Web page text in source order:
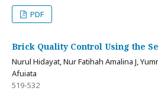
PDF
Brick Quality Control Using the
Nurul Hidayat, Nur Fatihah Amalina J,
Afuiata
519-532